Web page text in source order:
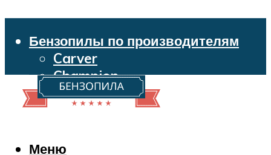
Бензопилы по производителям
Carver
Champion
Echo
Husqvarna
Makita
Меню